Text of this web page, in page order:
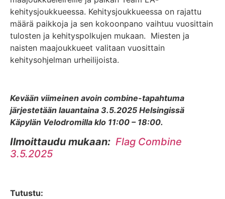
kehitysjoukkueessa. Kehitysjoukkueessa on rajattu
määrä paikkoja ja sen kokoonpano vaihtuu vuosittain
tulosten ja kehityspolkujen mukaan. Miesten ja
naisten maajoukkueet valitaan vuosittain
kehitysohjelman urheilijoista.
Kevään viimeinen avoin combine-tapahtuma
järjestetään lauantaina 3.5.2025 Helsingissä
Käpylän Velodromilla klo 11:00 – 18:00.
Ilmoittaudu mukaan: Flag Combine
3.5.2025
Tutustu: